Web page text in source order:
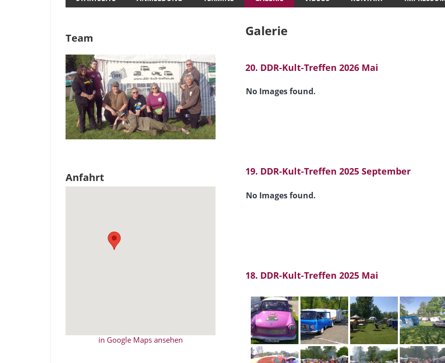
Galerie
20. DDR-Kult-Treffen 2026 Mai
No Images found.
19. DDR-Kult-Treffen 2025 September
No Images found.
18. DDR-Kult-Treffen 2025 Mai
Team
Anfahrt
in Google Maps ansehen